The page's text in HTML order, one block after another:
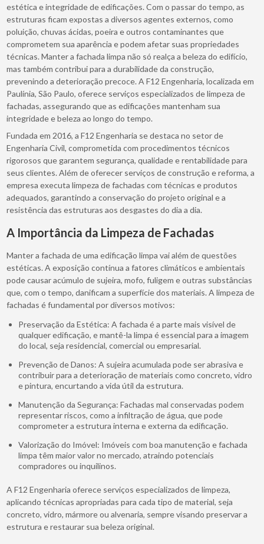
estética e integridade de edificações. Com o passar do tempo, as
estruturas ficam expostas a diversos agentes externos, como
poluição, chuvas ácidas, poeira e outros contaminantes que
comprometem sua aparência e podem afetar suas propriedades
técnicas. Manter a fachada limpa não só realça a beleza do edifício,
mas também contribui para a durabilidade da construção,
prevenindo a deterioração precoce. A F12 Engenharia, localizada em
Paulínia, São Paulo, oferece serviços especializados de limpeza de
fachadas, assegurando que as edificações mantenham sua
integridade e beleza ao longo do tempo.
Fundada em 2016, a F12 Engenharia se destaca no setor de
Engenharia Civil, comprometida com procedimentos técnicos
rigorosos que garantem segurança, qualidade e rentabilidade para
seus clientes. Além de oferecer serviços de construção e reforma, a
empresa executa limpeza de fachadas com técnicas e produtos
adequados, garantindo a conservação do projeto original e a
resistência das estruturas aos desgastes do dia a dia.
A Importância da Limpeza de Fachadas
Manter a fachada de uma edificação limpa vai além de questões
estéticas. A exposição contínua a fatores climáticos e ambientais
pode causar acúmulo de sujeira, mofo, fuligem e outras substâncias
que, com o tempo, danificam a superfície dos materiais. A limpeza de
fachadas é fundamental por diversos motivos:
Preservação da Estética: A fachada é a parte mais visível de
qualquer edificação, e mantê-la limpa é essencial para a imagem
do local, seja residencial, comercial ou empresarial.
Prevenção de Danos: A sujeira acumulada pode ser abrasiva e
contribuir para a deterioração de materiais como concreto, vidro
e pintura, encurtando a vida útil da estrutura.
Manutenção da Segurança: Fachadas mal conservadas podem
representar riscos, como a infiltração de água, que pode
comprometer a estrutura interna e externa da edificação.
Valorização do Imóvel: Imóveis com boa manutenção e fachada
limpa têm maior valor no mercado, atraindo potenciais
compradores ou inquilinos.
A F12 Engenharia oferece serviços especializados de limpeza,
aplicando técnicas apropriadas para cada tipo de material, seja
concreto, vidro, mármore ou alvenaria, sempre visando preservar a
estrutura e restaurar sua beleza original.